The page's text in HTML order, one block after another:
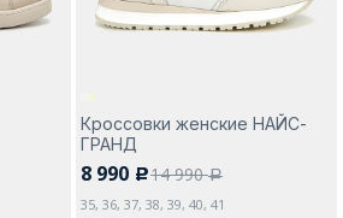
Кроссовки женские НАЙС-
ГРАНД
8 990 c14 990a
35, 36, 37, 38, 39, 40, 41